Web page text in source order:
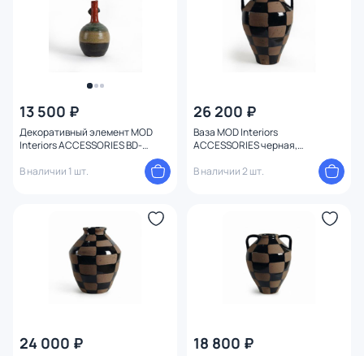
13 500 ₽
Декоративный элемент MOD
Interiors ACCESSORIES BD-
В наличии 1 шт.
26 200 ₽
Ваза MOD Interiors
ACCESSORIES черная,
В наличии 2 шт.
24 000 ₽ 18 800 ₽